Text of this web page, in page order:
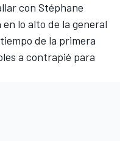
con Stéphane
en lo alto de la general
de la primera
a contrapié para